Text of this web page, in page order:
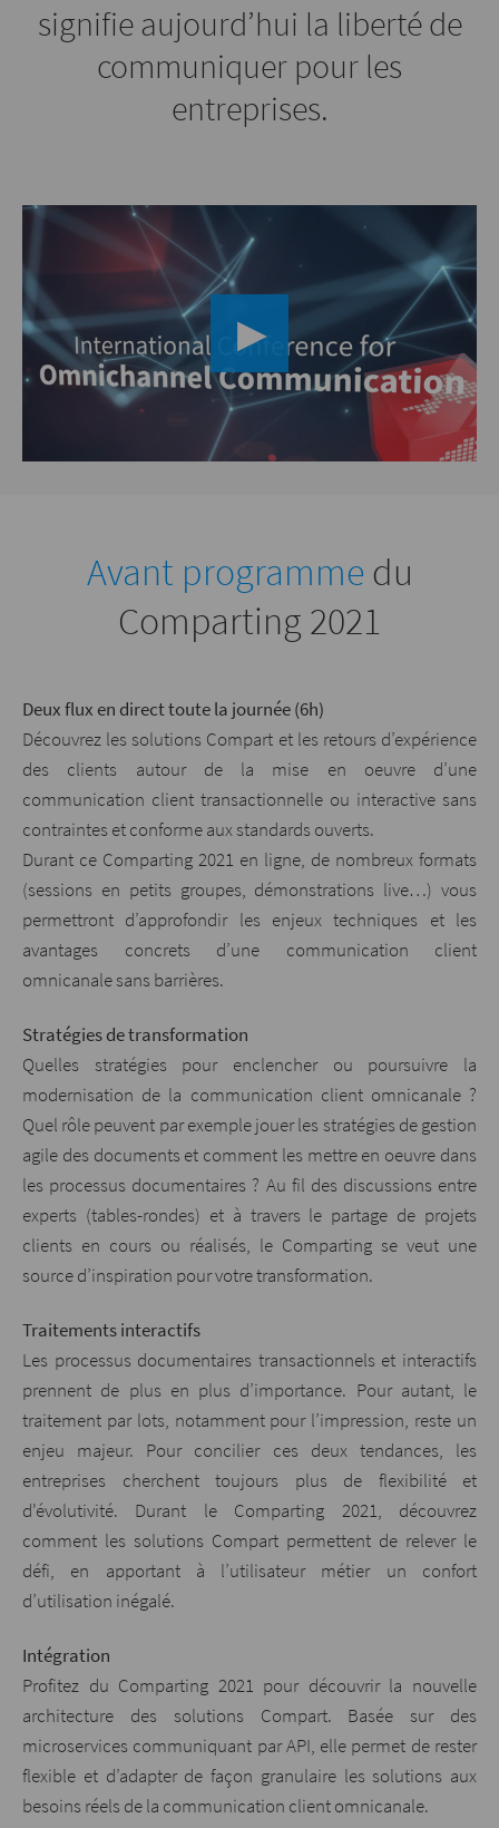
signifie aujourd’hui la liberté de
communiquer pour les
entreprises.
▶︎
Avant programme du
Comparting 2021
Deux flux en direct toute la journée (6h)
Découvrez les solutions Compart et les retours d’expérience
des clients autour de la mise en oeuvre d’une
communication client transactionnelle ou interactive sans
contraintes et conforme aux standards ouverts.
Durant ce Comparting 2021 en ligne, de nombreux formats
(sessions en petits groupes, démonstrations live…) vous
permettront d’approfondir les enjeux techniques et les
avantages concrets d’une communication client
omnicanale sans barrières.
Stratégies de transformation
Quelles stratégies pour enclencher ou poursuivre la
modernisation de la communication client omnicanale ?
Quel rôle peuvent par exemple jouer les stratégies de gestion
agile des documents et comment les mettre en oeuvre dans
les processus documentaires ? Au fil des discussions entre
experts (tables-rondes) et à travers le partage de projets
clients en cours ou réalisés, le Comparting se veut une
source d’inspiration pour votre transformation.
Traitements interactifs
Les processus documentaires transactionnels et interactifs
prennent de plus en plus d’importance. Pour autant, le
traitement par lots, notamment pour l’impression, reste un
enjeu majeur. Pour concilier ces deux tendances, les
entreprises cherchent toujours plus de flexibilité et
d'évolutivité. Durant le Comparting 2021, découvrez
comment les solutions Compart permettent de relever le
défi, en apportant à l’utilisateur métier un confort
d’utilisation inégalé.
Intégration
Profitez du Comparting 2021 pour découvrir la nouvelle
architecture des solutions Compart. Basée sur des
microservices communiquant par API, elle permet de rester
flexible et d’adapter de façon granulaire les solutions aux
besoins réels de la communication client omnicanale.